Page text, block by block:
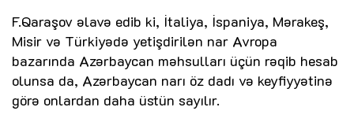
F.Qaraşov əlavə edib ki, İtaliya, İspaniya, Mərakeş,
Misir və Türkiyədə yetişdirilən nar Avropa
bazarında Azərbaycan məhsulları üçün rəqib hesab
olunsa da, Azərbaycan narı öz dadı və keyfiyyətinə
görə onlardan daha üstün sayılır.